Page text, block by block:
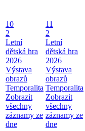
10
2
Letní
dětská hra
2026
Výstava
obrazů
Temporalita
Zobrazit
všechny
záznamy ze
dne
11
2
Letní
dětská hra
2026
Výstava
obrazů
Temporalita
Zobrazit
všechny
záznamy ze
dne